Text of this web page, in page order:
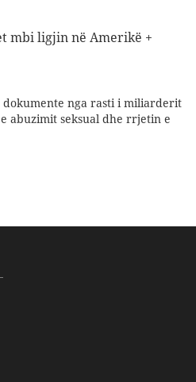
mbi ligjin në Amerikë +
dokumente nga rasti i miliarderit
abuzimit seksual dhe rrjetin e